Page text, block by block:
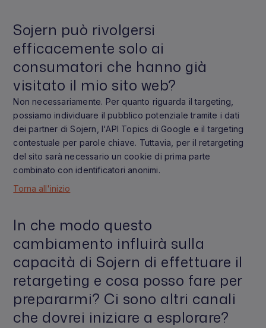
Sojern può rivolgersi
efficacemente solo ai
consumatori che hanno già
visitato il mio sito web?
Non necessariamente. Per quanto riguarda il targeting,
possiamo individuare il pubblico potenziale tramite i dati
dei partner di Sojern, l'API Topics di Google e il targeting
contestuale per parole chiave. Tuttavia, per il retargeting
del sito sarà necessario un cookie di prima parte
combinato con identificatori anonimi.
Torna all'inizio
In che modo questo
cambiamento influirà sulla
capacità di Sojern di effettuare il
retargeting e cosa posso fare per
prepararmi? Ci sono altri canali
che dovrei iniziare a esplorare?